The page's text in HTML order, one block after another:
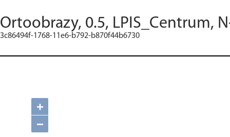
Ortoobrazy, 0.5, LPIS_Centrum,
3c86494f-1768-11e6-b792-b870f44b6730
+
−